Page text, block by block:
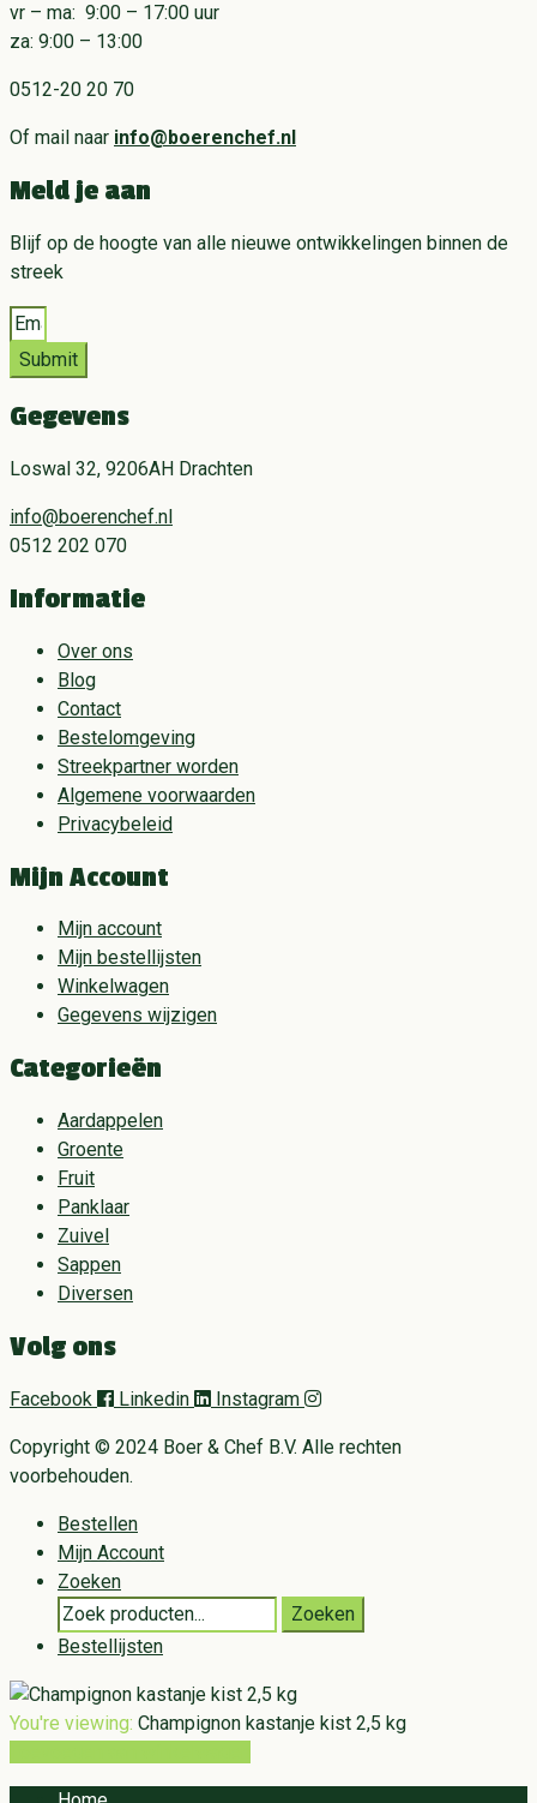
vr – ma: 9:00 – 17:00 uur
za: 9:00 – 13:00
0512-20 20 70
Of mail naar info@boerenchef.nl
Meld je aan
Blijf op de hoogte van alle nieuwe ontwikkelingen binnen de
streek
Submit
Gegevens
Loswal 32, 9206AH Drachten
info@boerenchef.nl
0512 202 070
Informatie
Over ons
Blog
Contact
Bestelomgeving
Streekpartner worden
Algemene voorwaarden
Privacybeleid
Mijn Account
Mijn account
Mijn bestellijsten
Winkelwagen
Gegevens wijzigen
Categorieën
Aardappelen
Groente
Fruit
Panklaar
Zuivel
Sappen
Diversen
Volg ons
Facebook Linkedin Instagram
Copyright © 2024 Boer & Chef B.V. Alle rechten
voorbehouden.
Bestellen
Mijn Account
Zoeken
Search
for:
Zoeken
Bestellijsten
You're viewing: Champignon kastanje kist 2,5 kg